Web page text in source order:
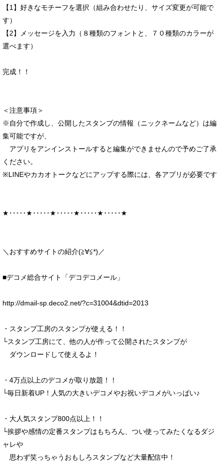
【1】好きなモチーフを選択（組み合わせたり、サイズ変更が可能で
す）
【2】メッセージを入力（８種類のフォントと、７０種類のカラーが
選べます）
完成！！
＜注意事項＞
※自分で作成し、公開したスタンプの情報（ニックネームなど）は編
集可能ですが、
アプリをアンインストールすると編集ができませんので予めご了承
ください。
※LINEやカカオトークなどにアップする際には、各アプリが必要です
★･････★･････★･････★･････★･････★
＼おすすめサイトの紹介(≧∀≦*)／
■デコメ総合サイト「デコデコメール」
http://dmail-sp.deco2.net/?c=31004&dtid=2013
・スタンプ工房のスタンプが使える！！
└スタンプ工房にて、他の人が作って公開されたスタンプが
ダウンロードして使えるよ！
・4万点以上のデコメが取り放題！！
└毎日新着UP！人気の大きいデコメやお祝いデコメがいっぱい♪
・大人気スタンプ800点以上！！
└挨拶や感情の定番スタンプはもちろん、つい使ってみたくなるダジ
ャレや
思わず笑っちゃうおもしろスタンプなど大量配信中！